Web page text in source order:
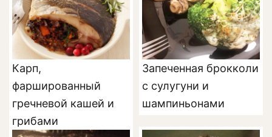
Карп,
фаршированный
гречневой кашей и
грибами
Запеченная брокколи
с сулугуни и
шампиньонами